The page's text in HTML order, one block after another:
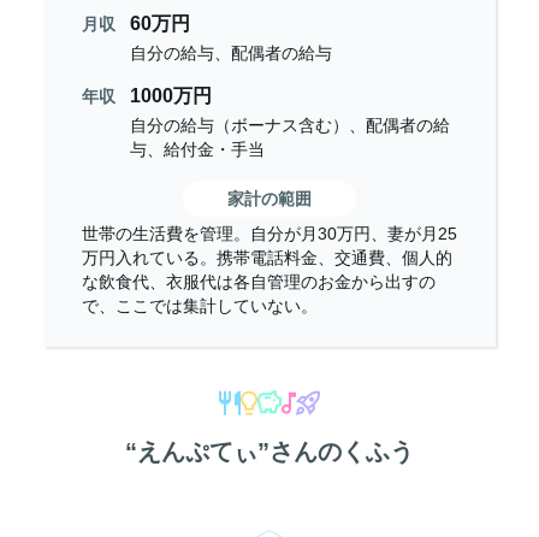
月収 60万円
自分の給与、配偶者の給与
年収 1000万円
自分の給与（ボーナス含む）、配偶者の給
与、給付金・手当
家計の範囲
世帯の生活費を管理。自分が月30万円、妻が月25
万円入れている。携帯電話料金、交通費、個人的
な飲食代、衣服代は各自管理のお金から出すの
で、ここでは集計していない。
“えんぷてぃ”さんのくふう